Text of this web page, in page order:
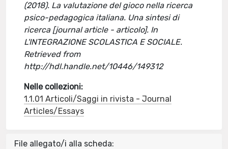
(2018). La valutazione del gioco nella ricerca
psico-pedagogica italiana. Una sintesi di
ricerca [journal article - articolo]. In
L'INTEGRAZIONE SCOLASTICA E SOCIALE.
Retrieved from
http://hdl.handle.net/10446/149312
Nelle collezioni:
1.1.01 Articoli/Saggi in rivista - Journal
Articles/Essays
File allegato/i alla scheda: